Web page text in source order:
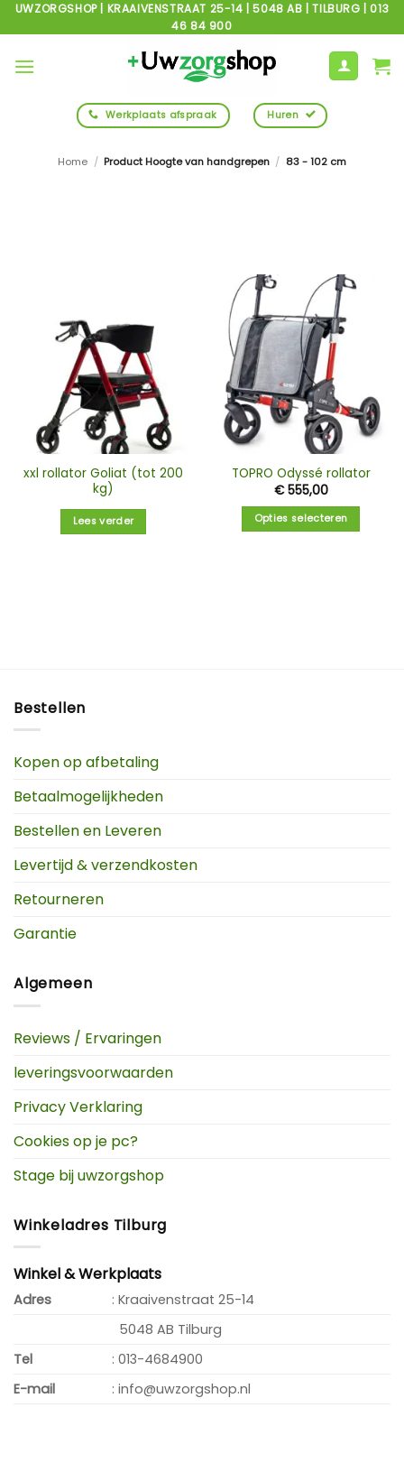
Ga
naar
inhoud
UWZORGSHOP | KRAAIVENSTRAAT 25-14 | 5048 AB | TILBURG | 013
46 84 900
Werkplaats afspraak Huren
Home / Product Hoogte van handgrepen / 83 - 102 cm
xxl rollator Goliat (tot 200
kg)
Lees verder
TOPRO Odyssé rollator
€555,00
Opties selecteren
Bestellen
Kopen op afbetaling
Betaalmogelijkheden
Bestellen en Leveren
Levertijd & verzendkosten
Retourneren
Garantie
Algemeen
Reviews / Ervaringen
leveringsvoorwaarden
Privacy Verklaring
Cookies op je pc?
Stage bij uwzorgshop
Winkeladres Tilburg
Winkel & Werkplaats
Adres
: Kraaivenstraat 25-14
5048 AB Tilburg
Tel
: 013-4684900
E-mail
: info@uwzorgshop.nl